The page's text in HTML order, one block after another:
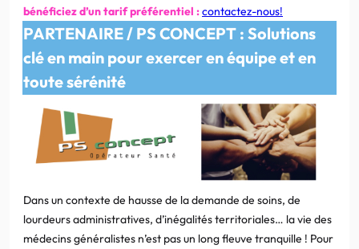
bénéficiez d’un tarif préférentiel :contactez-nous!
PARTENAIRE / PS CONCEPT : Solutions
clé en main pour exercer en équipe et en
toute sérénité
Dans un contexte de hausse de la demande de soins, de
lourdeurs administratives, d’inégalités territoriales… la vie des
médecins généralistes n’est pas un long fleuve tranquille ! Pour